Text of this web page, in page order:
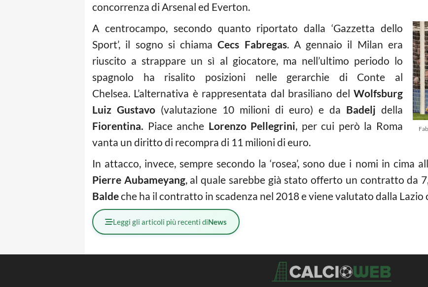
concorrenza di Arsenal ed Everton.
A centrocampo, secondo quanto riportato dalla ‘Gazzetta dello
Sport’, il sogno si chiamaCecs Fabregas. A gennaio il Milan era
riuscito a strappare un sì al giocatore, ma nell’ultimo periodo lo
spagnolo ha risalito posizioni nelle gerarchie di Conte al
Chelsea. L’alternativa è rappresentata dal brasiliano del Wolfsburg
Luiz Gustavo (valutazione 10 milioni di euro) e da Badelj della
Fiorentina. Piace anche Lorenzo Pellegrini, per cui però la Roma
vanta un diritto di recompra di 11 milioni di euro.
In attacco, invece, sempre secondo la ‘rosea’, sono due i nomi in cima
Pierre Aubameyang, al quale sarebbe già stato offerto un contratto da
Baldeche ha il contratto in scadenza nel 2018 e viene valutato dalla Lazio
Leggi gli articoli più recenti diNews